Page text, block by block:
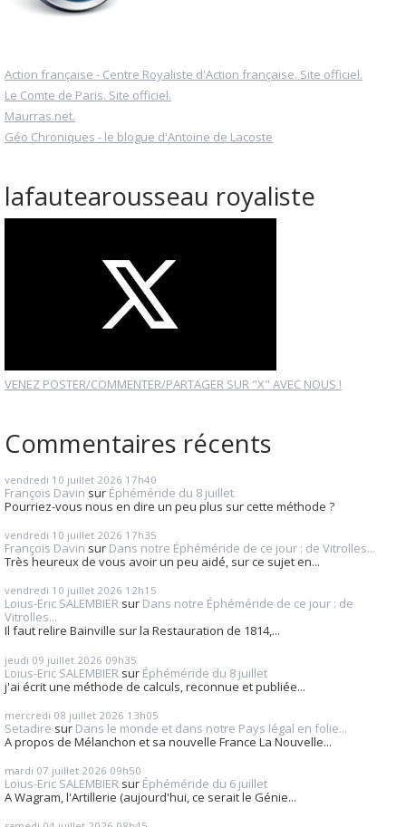
Action française - Centre Royaliste d'Action française. Site officiel.
Le Comte de Paris. Site officiel.
Maurras.net.
Géo Chroniques - le blogue d'Antoine de Lacoste
lafautearousseau royaliste
VENEZ POSTER/COMMENTER/PARTAGER SUR "X" AVEC NOUS !
Commentaires récents
vendredi 10 juillet 2026 17h40
François Davin sur Éphéméride du 8 juillet
Pourriez-vous nous en dire un peu plus sur cette méthode ?
vendredi 10 juillet 2026 17h35
François Davin sur Dans notre Éphéméride de ce jour : de Vitrolles...
Très heureux de vous avoir un peu aidé, sur ce sujet en...
vendredi 10 juillet 2026 12h15
Loius-Eric SALEMBIER sur Dans notre Éphéméride de ce jour : de
Vitrolles...
Il faut relire Bainville sur la Restauration de 1814,...
jeudi 09 juillet 2026 09h35
Loius-Eric SALEMBIER sur Éphéméride du 8 juillet
j'ai écrit une méthode de calculs, reconnue et publiée...
mercredi 08 juillet 2026 13h05
Setadire sur Dans le monde et dans notre Pays légal en folie...
A propos de Mélanchon et sa nouvelle France La Nouvelle...
mardi 07 juillet 2026 09h50
Loius-Eric SALEMBIER sur Éphéméride du 6 juillet
A Wagram, l'Artillerie (aujourd'hui, ce serait le Génie...